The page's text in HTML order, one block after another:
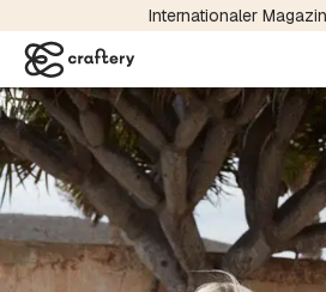
Internationaler